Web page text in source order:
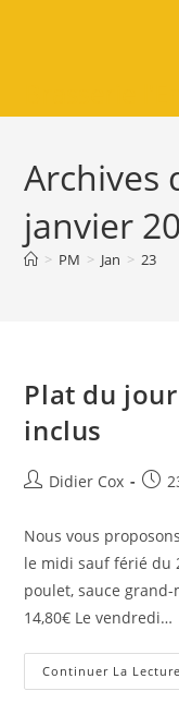
Archives
janvier
> PM > Jan > 23
Plat du
inclus
Didier Cox
Nous vous
le midi sauf férié du
poulet, sauce
14,80€ Le vendredi…
Continuer La Lecture